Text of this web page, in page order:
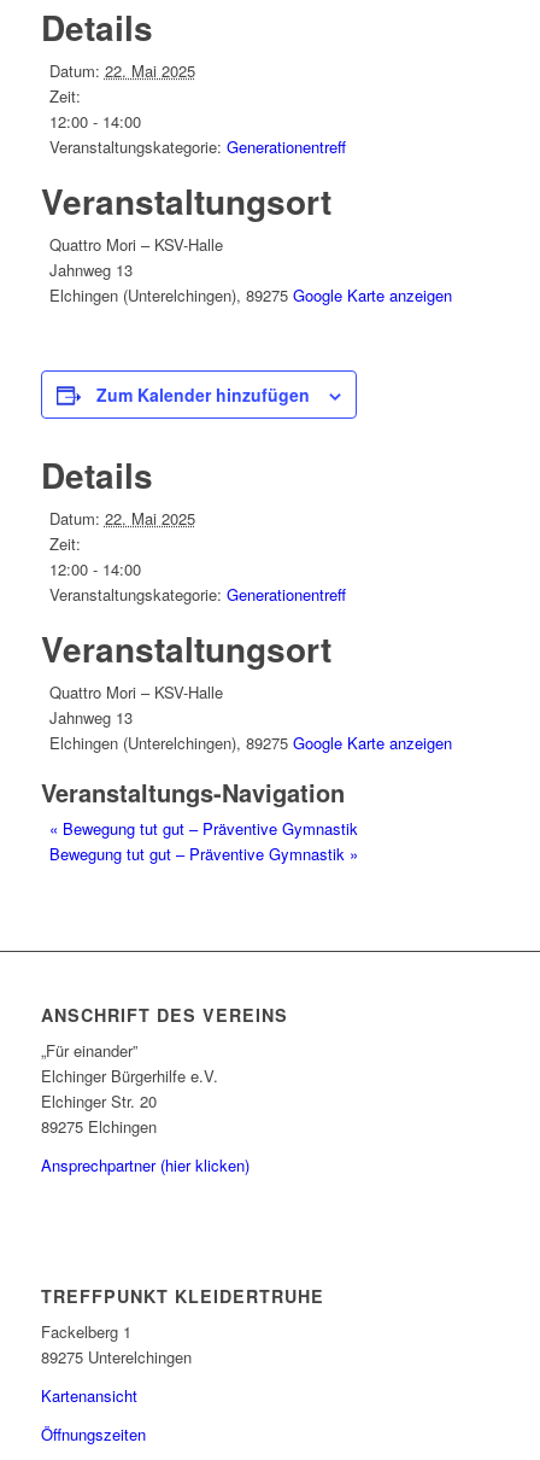
Details
Datum: 22. Mai 2025
Zeit:
12:00 - 14:00
Veranstaltungskategorie: Generationentreff
Veranstaltungsort
Quattro Mori – KSV-Halle
Jahnweg 13
Elchingen (Unterelchingen), 89275 Google Karte anzeigen
Zum Kalender hinzufügen
Details
Datum: 22. Mai 2025
Zeit:
12:00 - 14:00
Veranstaltungskategorie: Generationentreff
Veranstaltungsort
Quattro Mori – KSV-Halle
Jahnweg 13
Elchingen (Unterelchingen), 89275 Google Karte anzeigen
Veranstaltungs-Navigation
« Bewegung tut gut – Präventive Gymnastik
Bewegung tut gut – Präventive Gymnastik »
ANSCHRIFT DES VEREINS
„Für einander”
Elchinger Bürgerhilfe e.V.
Elchinger Str. 20
89275 Elchingen
Ansprechpartner (hier klicken)
TREFFPUNKT KLEIDERTRUHE
Fackelberg 1
89275 Unterelchingen
Kartenansicht
Öffnungszeiten